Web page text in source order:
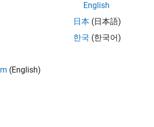
(English)
English
日本 (日本語)
한국 (한국어)